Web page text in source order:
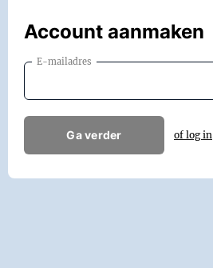
Account aanmaken
E-mailadres
Ga verder of log in